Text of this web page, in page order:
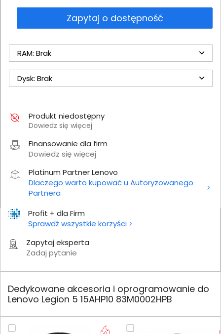
Profit + dla Firm
Sprawdź wszystkie korzyści
Zapytaj eksperta
Zadaj pytanie
Zapytaj o dostępność
RAM: Brak
Dysk: Brak
Produkt niedostępny
Dowiedz się więcej
Finansowanie dla firm
Dowiedz się więcej
Platinum Partner Lenovo
Dlaczego warto kupować u Autoryzowanego
Partnera
Dedykowane akcesoria i oprogramowanie do
Lenovo Legion 5 15AHP10 83M0002HPB